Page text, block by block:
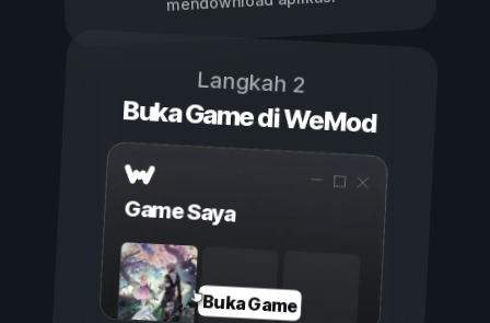
Langkah 2
Buka Game di WeMod
Game Saya
Buka Game